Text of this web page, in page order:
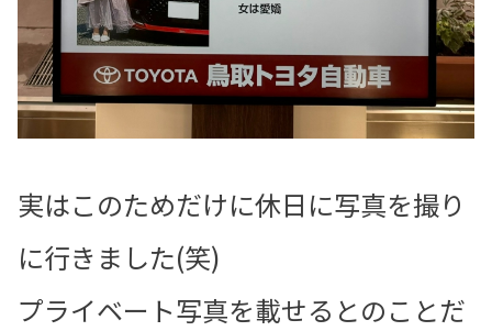
実はこのためだけに休日に写真を撮り
に行きました(笑)
プライベート写真を載せるとのことだ